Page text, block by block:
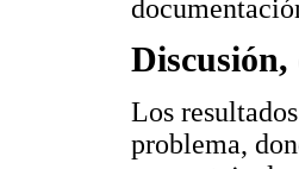
Discusión,
Los
problema,